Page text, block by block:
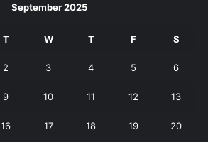
September 2025
T W T F S
2 3 4 5 6
9 10 11 12 13
16 17 18 19 20